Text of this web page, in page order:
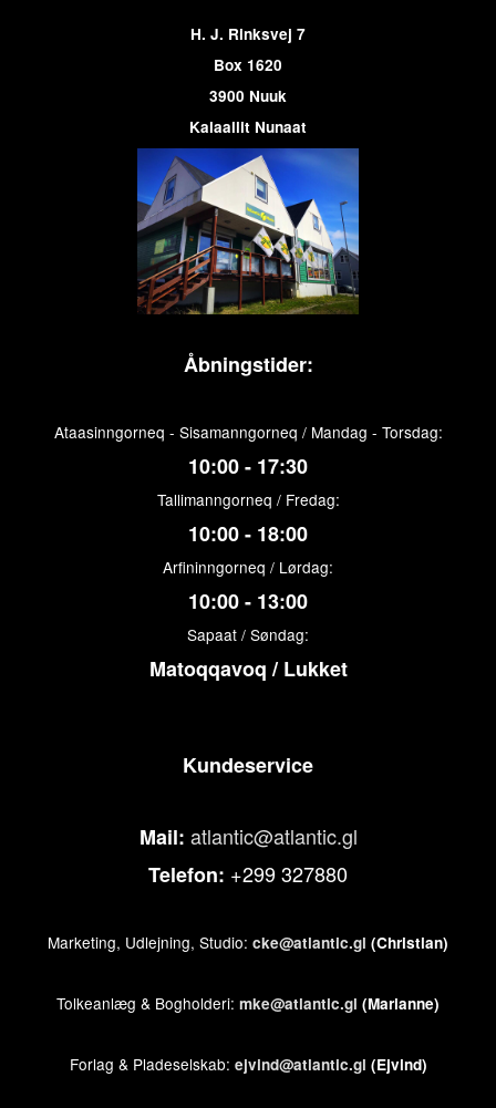
H. J. Rinksvej 7
Box 1620
3900 Nuuk
Kalaallit Nunaat
Åbningstider:
Ataasinngorneq - Sisamanngorneq / Mandag - Torsdag:
10:00 - 17:30
Tallimanngorneq / Fredag:
10:00 - 18:00
Arfininngorneq / Lørdag:
10:00 - 13:00
Sapaat / Søndag:
Matoqqavoq / Lukket
Kundeservice
Mail: atlantic@atlantic.gl
Telefon: +299 327880
Marketing, Udlejning, Studio: cke@atlantic.gl (Christian)
Tolkeanlæg & Bogholderi: mke@atlantic.gl (Marianne)
Forlag & Pladeselskab: ejvind@atlantic.gl (Ejvind)